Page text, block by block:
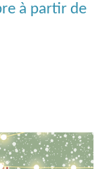
à partir de